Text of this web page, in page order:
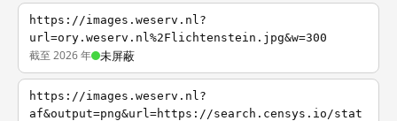
https://images.weserv.nl?
url=ory.weserv.nl%2Flichtenstein.jpg&w=300
截至 2026 年 未屏蔽
https://images.weserv.nl?
af&output=png&url=https://search.censys.io/stat